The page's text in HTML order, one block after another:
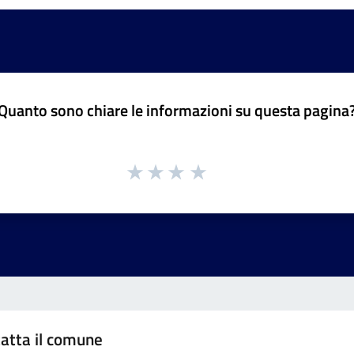
sono chiare le informazioni su questa
il comune